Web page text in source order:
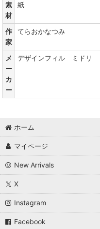
素
材
紙
作
家
てらおかなつみ
メ
ー
カ
ー
デザインフィル ミドリ
ホーム
マイページ
New Arrivals
X
Instagram
Facebook